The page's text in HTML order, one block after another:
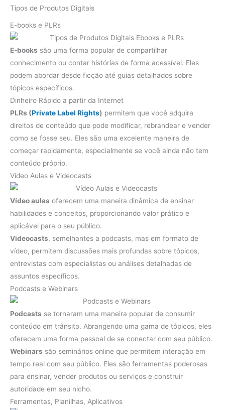
Tipos de Produtos Digitais
E-books e PLRs
E-books são uma forma popular de compartilhar
conhecimento ou contar histórias de forma acessível. Eles
podem abordar desde ficção até guias detalhados sobre
tópicos específicos.
Dinheiro Rápido a partir da Internet
PLRs (Private Label Rights) permitem que você adquira
direitos de conteúdo que pode modificar, rebrandear e vender
como se fosse seu. Eles são uma excelente maneira de
começar rapidamente, especialmente se você ainda não tem
conteúdo próprio.
Vídeo Aulas e Videocasts
Vídeo aulas oferecem uma maneira dinâmica de ensinar
habilidades e conceitos, proporcionando valor prático e
aplicável para o seu público.
Videocasts, semelhantes a podcasts, mas em formato de
vídeo, permitem discussões mais profundas sobre tópicos,
entrevistas com especialistas ou análises detalhadas de
assuntos específicos.
Podcasts e Webinars
Podcasts se tornaram uma maneira popular de consumir
conteúdo em trânsito. Abrangendo uma gama de tópicos, eles
oferecem uma forma pessoal de se conectar com seu público.
Webinars são seminários online que permitem interação em
tempo real com seu público. Eles são ferramentas poderosas
para ensinar, vender produtos ou serviços e construir
autoridade em seu nicho.
Ferramentas, Planilhas, Aplicativos